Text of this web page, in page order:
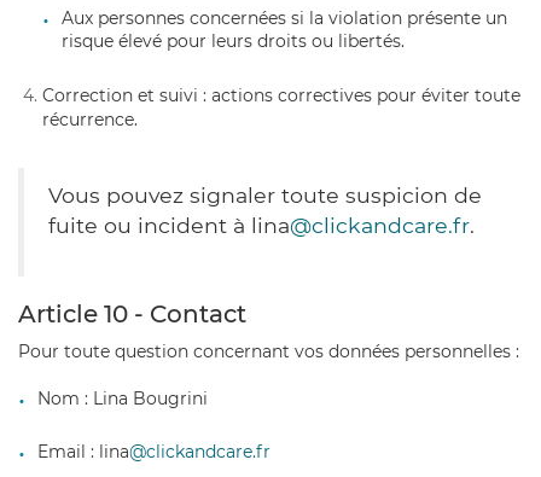
Aux personnes concernées si la violation présente un
risque élevé pour leurs droits ou libertés.
Correction et suivi : actions correctives pour éviter toute
récurrence.
Vous pouvez signaler toute suspicion de
fuite ou incident à lina@clickandcare.fr.
Article 10 - Contact
Pour toute question concernant vos données personnelles :
Nom : Lina Bougrini
Email : lina@clickandcare.fr